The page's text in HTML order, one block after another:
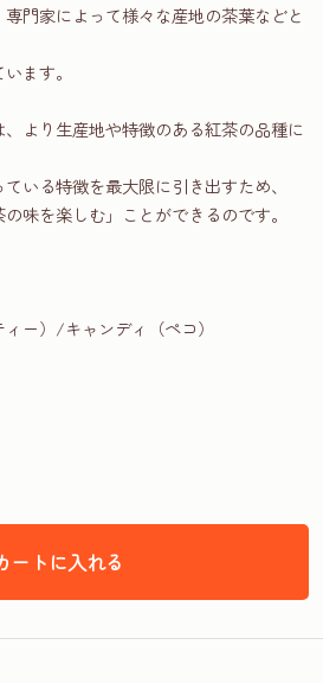
門家によって様々な産地の茶葉などと
ます。
より生産地や特徴のある紅茶の品種に
いる特徴を最大限に引き出すため、
味を楽しむ」ことができるのです。
ー）/キャンディ（ペコ）
ートに入れる